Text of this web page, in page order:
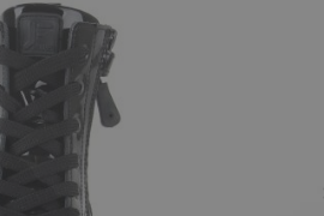
PS Poelman
Rieker
Solidus
Tommy Hilfiger
VIA VAI
Wolky
Solidus
Tommy Hilfiger
X-Socks
Alle merken